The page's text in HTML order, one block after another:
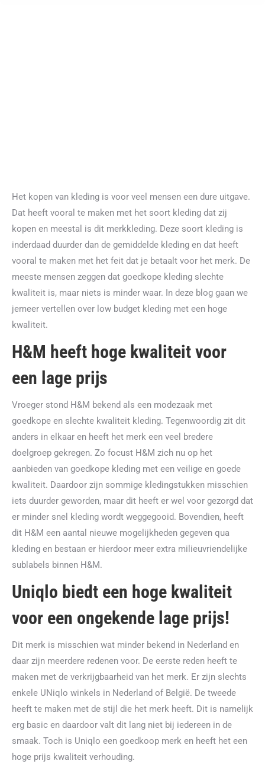
Het kopen van kleding is voor veel mensen een dure uitgave.
Dat heeft vooral te maken met het soort kleding dat zij
kopen en meestal is dit merkkleding. Deze soort kleding is
inderdaad duurder dan de gemiddelde kleding en dat heeft
vooral te maken met het feit dat je betaalt voor het merk. De
meeste mensen zeggen dat goedkope kleding slechte
kwaliteit is, maar niets is minder waar. In deze blog gaan we
jemeer vertellen over low budget kleding met een hoge
kwaliteit.
H&M heeft hoge kwaliteit voor
een lage prijs
Vroeger stond H&M bekend als een modezaak met
goedkope en slechte kwaliteit kleding. Tegenwoordig zit dit
anders in elkaar en heeft het merk een veel bredere
doelgroep gekregen. Zo focust H&M zich nu op het
aanbieden van goedkope kleding met een veilige en goede
kwaliteit. Daardoor zijn sommige kledingstukken misschien
iets duurder geworden, maar dit heeft er wel voor gezorgd dat
er minder snel kleding wordt weggegooid. Bovendien, heeft
dit H&M een aantal nieuwe mogelijkheden gegeven qua
kleding en bestaan er hierdoor meer extra milieuvriendelijke
sublabels binnen H&M.
Uniqlo biedt een hoge kwaliteit
voor een ongekende lage prijs!
Dit merk is misschien wat minder bekend in Nederland en
daar zijn meerdere redenen voor. De eerste reden heeft te
maken met de verkrijgbaarheid van het merk. Er zijn slechts
enkele UNiqlo winkels in Nederland of België. De tweede
heeft te maken met de stijl die het merk heeft. Dit is namelijk
erg basic en daardoor valt dit lang niet bij iedereen in de
smaak. Toch is Uniqlo een goedkoop merk en heeft het een
hoge prijs kwaliteit verhouding.